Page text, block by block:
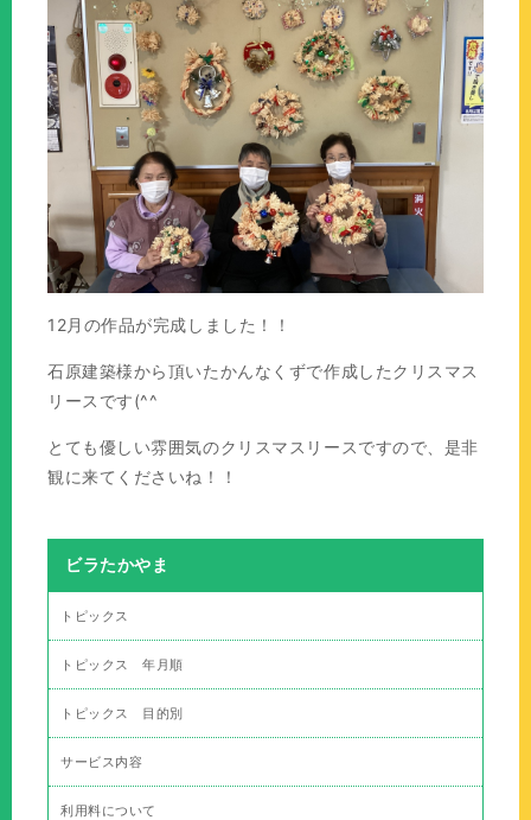
12月の作品が完成しました！！
石原建築様から頂いたかんなくずで作成したクリスマス
リースです(^^
とても優しい雰囲気のクリスマスリースですので、是非
観に来てくださいね！！
ビラたかやま
トピックス
トピックス 年月順
トピックス 目的別
サービス内容
利用料について